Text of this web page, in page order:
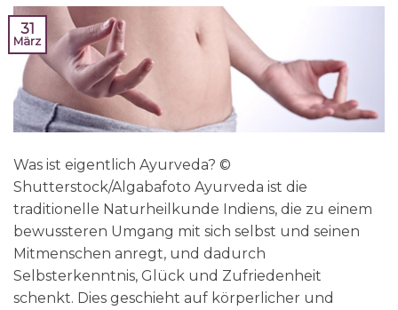
31
März
Was ist eigentlich Ayurveda? ©
Shutterstock/Algabafoto Ayurveda ist die
traditionelle Naturheilkunde Indiens, die zu einem
bewussteren Umgang mit sich selbst und seinen
Mitmenschen anregt, und dadurch
Selbsterkenntnis, Glück und Zufriedenheit
schenkt. Dies geschieht auf körperlicher und